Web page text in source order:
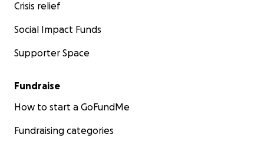
Crisis relief
Social Impact Funds
Supporter Space
Fundraise
How to start a GoFundMe
Fundraising categories